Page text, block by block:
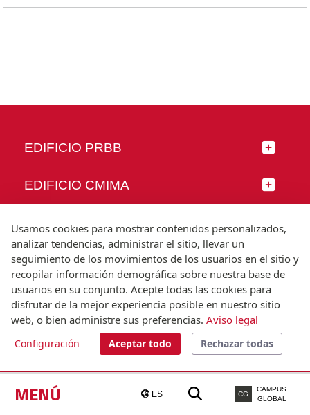
MENÚ ES CG
CAMPUS
GLOBAL
EDIFICIO PRBB
EDIFICIO CMIMA
SÍGUENOS
© Universitat Pompeu Fabra
Barcelona
T.(+34) 93 542 20 00
Usamos cookies para mostrar contenidos personalizados,
analizar tendencias, administrar el sitio, llevar un
seguimiento de los movimientos de los usuarios en el sitio y
recopilar información demográfica sobre nuestra base de
usuarios en su conjunto. Acepte todas las cookies para
disfrutar de la mejor experiencia posible en nuestro sitio
web, o bien administre sus preferencias. Aviso legal
Configuración Aceptar todo Rechazar todas